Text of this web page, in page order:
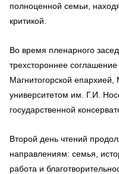
полноценной семьи,
критикой.
Во время пленарного
трехстороннее
Магнитогорской епархией,
университетом им. Г.И.
государственной
Второй день чтений
направлениям: семья,
работа и